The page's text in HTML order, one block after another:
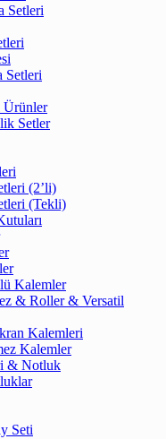
Setleri
Setleri
Ürünler
Setler
(2’li)
(Tekli)
Kalemler
& Roller & Versatil
Kalemleri
Kalemler
& Notluk
Seti